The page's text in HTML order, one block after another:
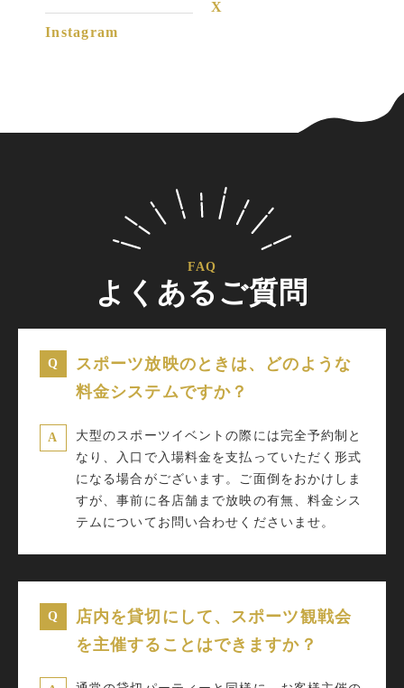
Instagram
X
FAQ
よくあるご質問
スポーツ放映のときは、どのような
料金システムですか？
大型のスポーツイベントの際には完全予約制と
なり、入口で入場料金を支払っていただく形式
になる場合がございます。ご面倒をおかけしま
すが、事前に各店舗まで放映の有無、料金シス
テムについてお問い合わせくださいませ。
店内を貸切にして、スポーツ観戦会
を主催することはできますか？